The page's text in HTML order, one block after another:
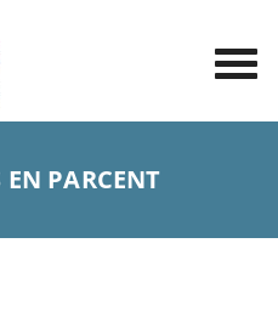
EN PARCENT